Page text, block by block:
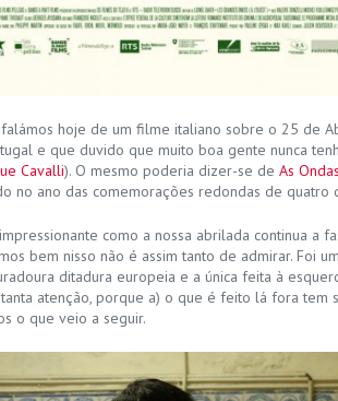
falámos hoje de um filme italiano sobre o 25 de
e que duvido que muito boa gente nunca
Cavalli). O mesmo poderia dizer-se de As
no ano das comemorações redondas de quatro
como a nossa abrilada continua a
bem nisso não é assim tanto de admirar. Foi
ditadura europeia e a única feita à
atenção, porque a) o que é feito lá fora tem
o que veio a seguir.